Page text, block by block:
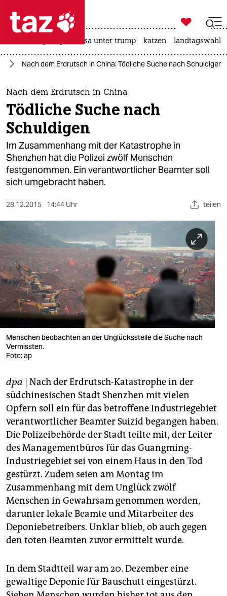
 taz zahl ich
taz zahl ich
themen
politik
öko
gesellschaft
kultur
sport
berlin
nord
wahrheit
verlag
verlag
veranstaltungen
shop
fragen & hilfe
unterstützen
abo
genossenschaft
epaper login

taz zahl ich
usa unter trump katzen landtagswahl
Nach dem Erdrutsch in China: Tödliche Suche nach Schuldigen
Nach dem Erdrutsch in China
Tödliche Suche nach
Schuldigen
Im Zusammenhang mit der Katastrophe in
Shenzhen hat die Polizei zwölf Menschen
festgenommen. Ein verantwortlicher Beamter soll
sich umgebracht haben.
28.12.2015 14:44 Uhr teilen
Menschen beobachten an der Unglücksstelle die Suche nach
Vermissten.
Foto: ap
dpa | Nach der Erdrutsch-Katastrophe in der
südchinesischen Stadt Shenzhen mit vielen
Opfern soll ein für das betroffene Industriegebiet
verantwortlicher Beamter Suizid begangen haben.
Die Polizeibehörde der Stadt teilte mit, der Leiter
des Managementbüros für das Guangming-
Industriegebiet sei von einem Haus in den Tod
gestürzt. Zudem seien am Montag im
Zusammenhang mit dem Unglück zwölf
Menschen in Gewahrsam genommen worden,
darunter lokale Beamte und Mitarbeiter des
Deponiebetreibers. Unklar blieb, ob auch gegen
den toten Beamten zuvor ermittelt wurde.
In dem Stadtteil war am 20. Dezember eine
gewaltige Deponie für Bauschutt eingestürzt.